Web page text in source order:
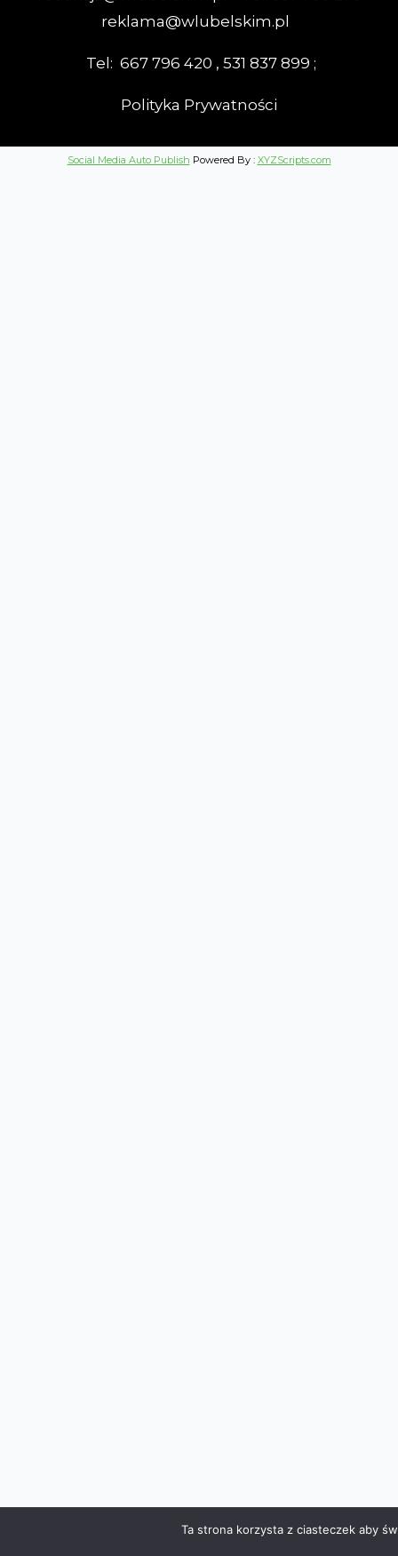
reklama@wlubelskim.pl
Tel: 667 796 420 , 531 837 899 ;
Polityka Prywatności
Social Media Auto Publish Powered By : XYZScripts.com
Ta strona korzysta z ciasteczek aby